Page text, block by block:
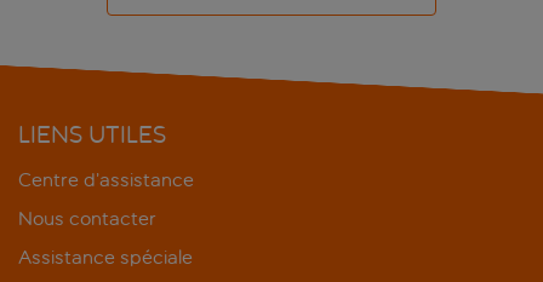
LIENS UTILES
Centre d’assistance
Nous contacter
Assistance spéciale